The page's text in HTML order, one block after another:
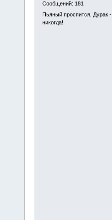
Сообщений: 181
Пьяный проспится, Дурак -
никогда!